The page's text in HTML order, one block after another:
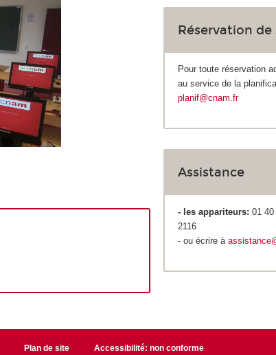
Réservation de
Pour toute réservation
au service de la
planif@cnam.fr
Assistance
- les appariteurs: 01
2116
- ou écrire à
Plan de site Accessibilité: non conforme